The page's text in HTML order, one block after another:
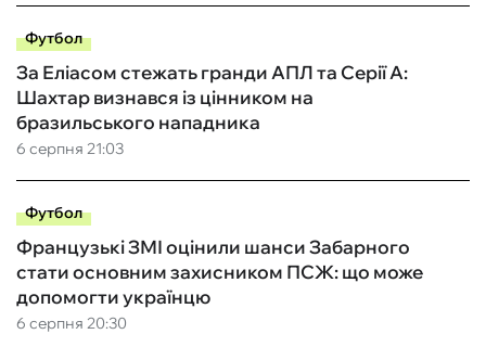
Футбол
6 серпня 21:03
За Еліасом стежать гранди АПЛ та Серії А:
Шахтар визнався із цінником на
бразильського нападника
Футбол
6 серпня 20:30
Французькі ЗМІ оцінили шанси Забарного
стати основним захисником ПСЖ: що може
допомогти українцю